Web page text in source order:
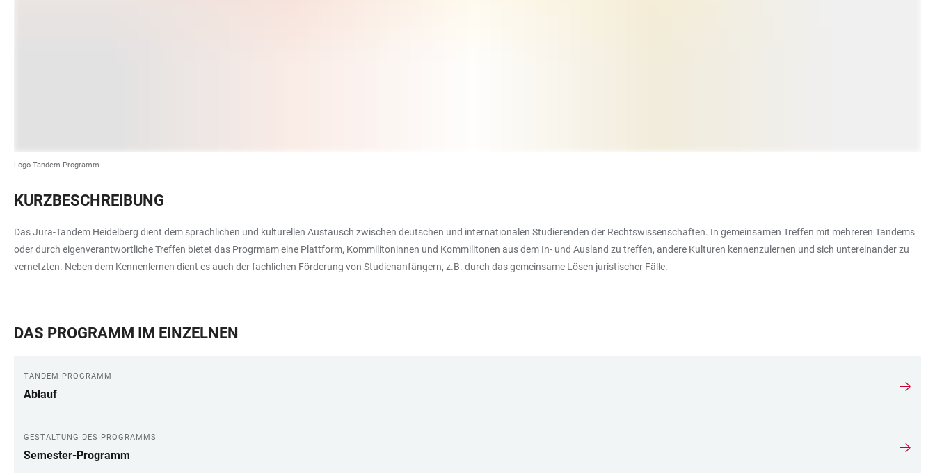
Logo Tandem-Programm
KURZBESCHREIBUNG
Das Jura-Tandem Heidelberg dient dem sprachlichen und kulturellen Austausch zwischen deutschen und internationalen Studierenden der Rechtswissenschaften. In gemeinsamen Treffen mit mehreren Tandems
oder durch eigenverantwortliche Treffen bietet das Progrmam eine Plattform, Kommilitoninnen und Kommilitonen aus dem In- und Ausland zu treffen, andere Kulturen kennenzulernen und sich untereinander zu
vernetzten. Neben dem Kennenlernen dient es auch der fachlichen Förderung von Studienanfängern, z.B. durch das gemeinsame Lösen juristischer Fälle.
DAS PROGRAMM IM EINZELNEN
TANDEM-PROGRAMM
Ablauf
GESTALTUNG DES PROGRAMMS
Semester-Programm